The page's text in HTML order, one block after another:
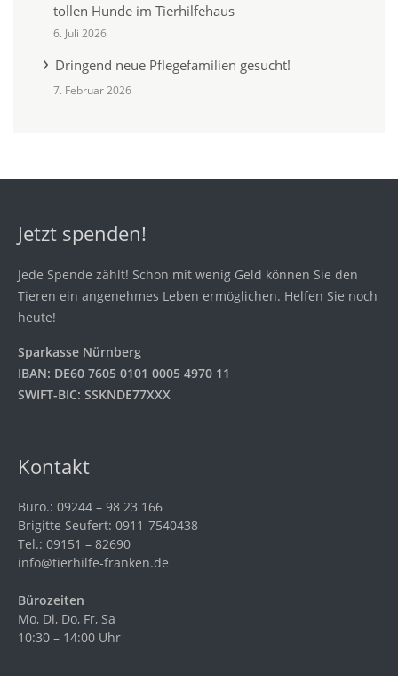
tollen Hunde im Tierhilfehaus
6. Juli 2026
Dringend neue Pflegefamilien gesucht!
7. Februar 2026
Jetzt spenden!
Jede Spende zählt! Schon mit wenig Geld können Sie den
Tieren ein angenehmes Leben ermöglichen. Helfen Sie noch
heute!
Sparkasse Nürnberg
IBAN: DE60 7605 0101 0005 4970 11
SWIFT-BIC: SSKNDE77XXX
Kontakt
Büro.: 09244 – 98 23 166
Brigitte Seufert: 0911-7540438
Tel.: 09151 – 82690
info@tierhilfe-franken.de
Bürozeiten
Mo, Di, Do, Fr, Sa
10:30 – 14:00 Uhr